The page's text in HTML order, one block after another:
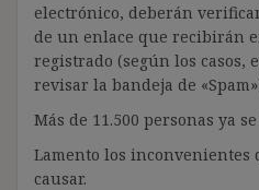
electrónico, deberán
de un enlace que recibirán
registrado (según los casos,
revisar la bandeja de
Más de 11.500 personas ya
Lamento los inconvenientes
causar.